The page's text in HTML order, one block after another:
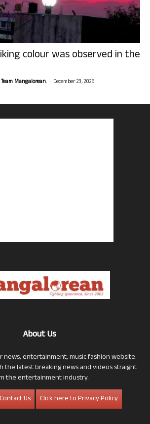
colour was observed in the
Mangalorean. - December 23, 2025
About Us
news, entertainment, music fashion website.
the latest breaking news and videos straight
the entertainment industry.
Us
Click here to Privacy Policy